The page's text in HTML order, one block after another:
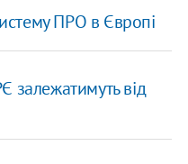
ПРО в Європі
залежатимуть від